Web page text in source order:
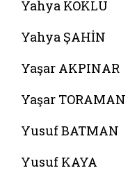
Yahya KÖKLÜ
Yahya ŞAHİN
Yaşar AKPINAR
Yaşar TORAMAN
Yusuf BATMAN
Yusuf KAYA